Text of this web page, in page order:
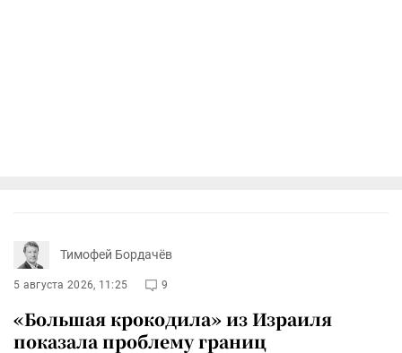
Тимофей Бордачёв
5 августа 2026, 11:25 9
«Большая крокодила» из Израиля
показала проблему границ